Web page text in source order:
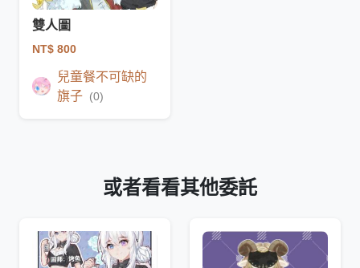
雙人圖
NT$ 800
兒童餐不可缺的
旗子 (0)
或者看看其他委託